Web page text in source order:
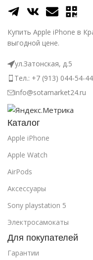
Купить Apple iPhone в
выгодной цене.
ул.Затонская, д.5
Тел.: +7 (913) 044-54-44
info@sotamarket24.ru
Каталог
Apple iPhone
Apple Watch
AirPods
Аксессуары
Sony playstation 5
Электросамокаты
Для покупателей
Гарантии